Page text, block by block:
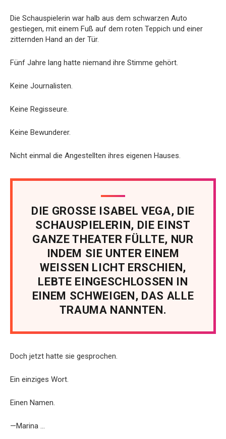
Die Schauspielerin war halb aus dem schwarzen Auto
gestiegen, mit einem Fuß auf dem roten Teppich und einer
zitternden Hand an der Tür.
Fünf Jahre lang hatte niemand ihre Stimme gehört.
Keine Journalisten.
Keine Regisseure.
Keine Bewunderer.
Nicht einmal die Angestellten ihres eigenen Hauses.
DIE GROSSE ISABEL VEGA, DIE
SCHAUSPIELERIN, DIE EINST
GANZE THEATER FÜLLTE, NUR
INDEM SIE UNTER EINEM
WEISSEN LICHT ERSCHIEN,
LEBTE EINGESCHLOSSEN IN
EINEM SCHWEIGEN, DAS ALLE
TRAUMA NANNTEN.
Doch jetzt hatte sie gesprochen.
Ein einziges Wort.
Einen Namen.
—Marina …